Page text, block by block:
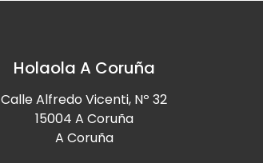
Holaola A Coruña
Calle Alfredo Vicenti, Nº 32
15004 A Coruña
A Coruña